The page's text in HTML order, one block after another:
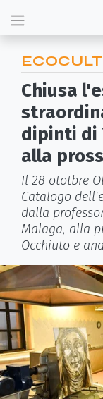
ECOCULT
Chiusa
dipinti di
alla
Il 28 ototbre
Catalogo
dalla
Malaga, alla
Occhiuto e